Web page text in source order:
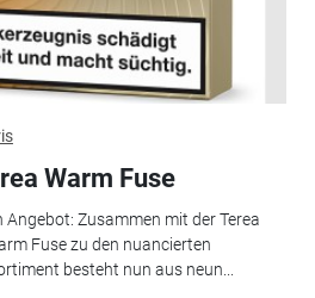
Warm Fuse
Zusammen mit der Terea
Fuse zu den nuancierten
besteht nun aus neun...